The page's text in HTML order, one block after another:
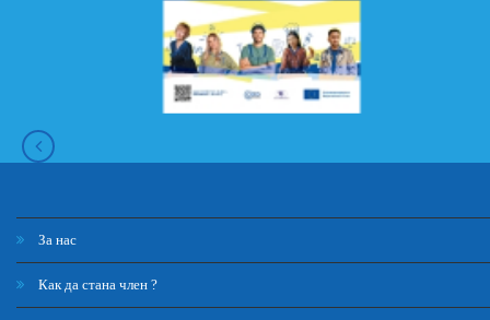
За нас
Как да стана член ?